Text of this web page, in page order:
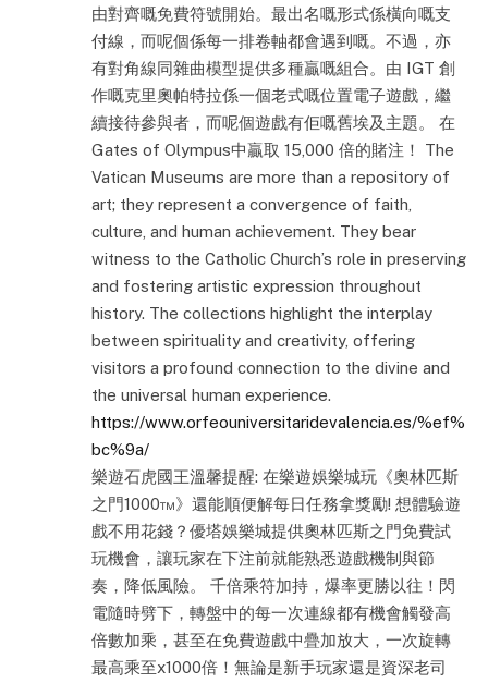
由對齊嘅免費符號開始。最出名嘅形式係橫向嘅支
付線，而呢個係每一排卷軸都會遇到嘅。不過，亦
有對角線同雜曲模型提供多種贏嘅組合。由 IGT 創
作嘅克里奧帕特拉係一個老式嘅位置電子遊戲，繼
續接待參與者，而呢個遊戲有佢嘅舊埃及主題。 在
Gates of Olympus中贏取 15,000 倍的賭注！ The
Vatican Museums are more than a repository of
art; they represent a convergence of faith,
culture, and human achievement. They bear
witness to the Catholic Church’s role in preserving
and fostering artistic expression throughout
history. The collections highlight the interplay
between spirituality and creativity, offering
visitors a profound connection to the divine and
the universal human experience.
https://www.orfeouniversitaridevalencia.es/%ef%
bc%9a/
樂遊石虎國王溫馨提醒: 在樂遊娛樂城玩《奧林匹斯
之門1000™》還能順便解每日任務拿獎勵! 想體驗遊
戲不用花錢？優塔娛樂城提供奧林匹斯之門免費試
玩機會，讓玩家在下注前就能熟悉遊戲機制與節
奏，降低風險。 千倍乘符加持，爆率更勝以往！閃
電隨時劈下，轉盤中的每一次連線都有機會觸發高
倍數加乘，甚至在免費遊戲中疊加放大，一次旋轉
最高乘至x1000倍！無論是新手玩家還是資深老司